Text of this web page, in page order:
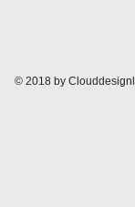
© 2018 by